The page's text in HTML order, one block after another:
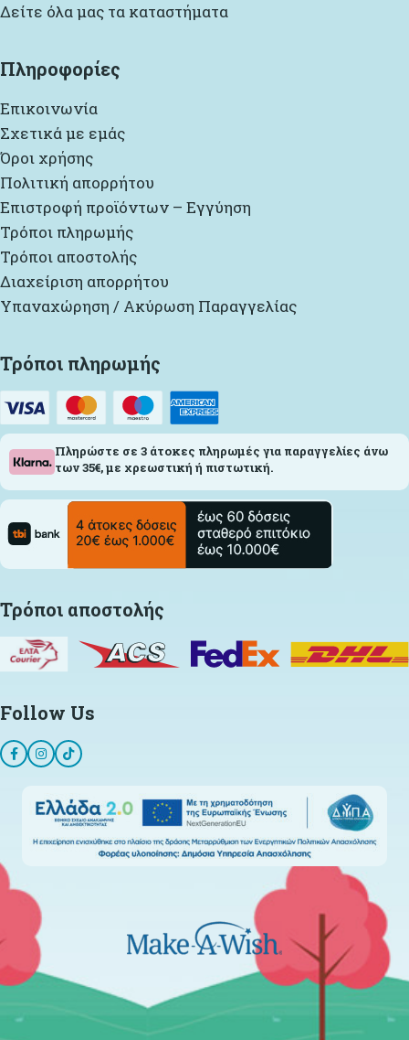
Δείτε όλα μας τα καταστήματα
Πληροφορίες
Επικοινωνία
Σχετικά με εμάς
Όροι χρήσης
Πολιτική απορρήτου
Επιστροφή προϊόντων – Εγγύηση
Τρόποι πληρωμής
Τρόποι αποστολής
Διαχείριση απορρήτου
Υπαναχώρηση / Ακύρωση Παραγγελίας
Τρόποι πληρωμής
Πληρώστε σε 3 άτοκες πληρωμές για παραγγελίες άνω
των 35€, με χρεωστική ή πιστωτική.
Τρόποι αποστολής
Follow Us